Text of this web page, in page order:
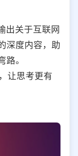
出关于互联网
深度内容，助
。
让思考更有